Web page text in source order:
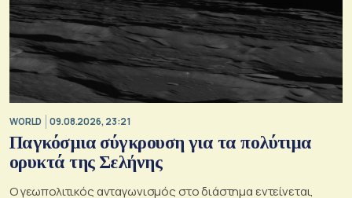
WORLD 09.08.2026, 23:21
Παγκόσμια σύγκρουση για τα πολύτιμα
ορυκτά της Σελήνης
Ο γεωπολιτικός ανταγωνισμός στο διάστημα εντείνεται,